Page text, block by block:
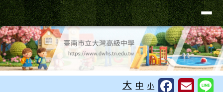
跳至主內容區
臺南市立大灣高級中學
導覽列
大 中 小